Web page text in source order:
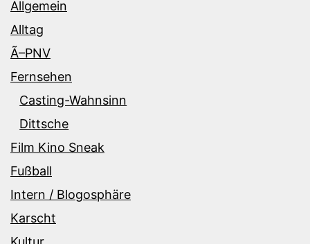
Allgemein
Alltag
Ã–PNV
Fernsehen
Casting-Wahnsinn
Dittsche
Film Kino Sneak
Fußball
Intern / Blogosphäre
Karscht